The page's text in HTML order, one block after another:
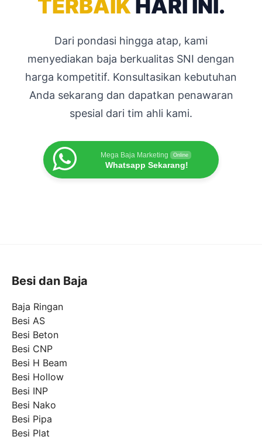
TERBAIK HARI INI.
Dari pondasi hingga atap, kami
menyediakan baja berkualitas SNI dengan
harga kompetitif. Konsultasikan kebutuhan
Anda sekarang dan dapatkan penawaran
spesial dari tim ahli kami.
Mega Baja Marketing Online
Whatsapp Sekarang!
Besi dan Baja
Baja Ringan
Besi AS
Besi Beton
Besi CNP
Besi H Beam
Besi Hollow
Besi INP
Besi Nako
Besi Pipa
Besi Plat